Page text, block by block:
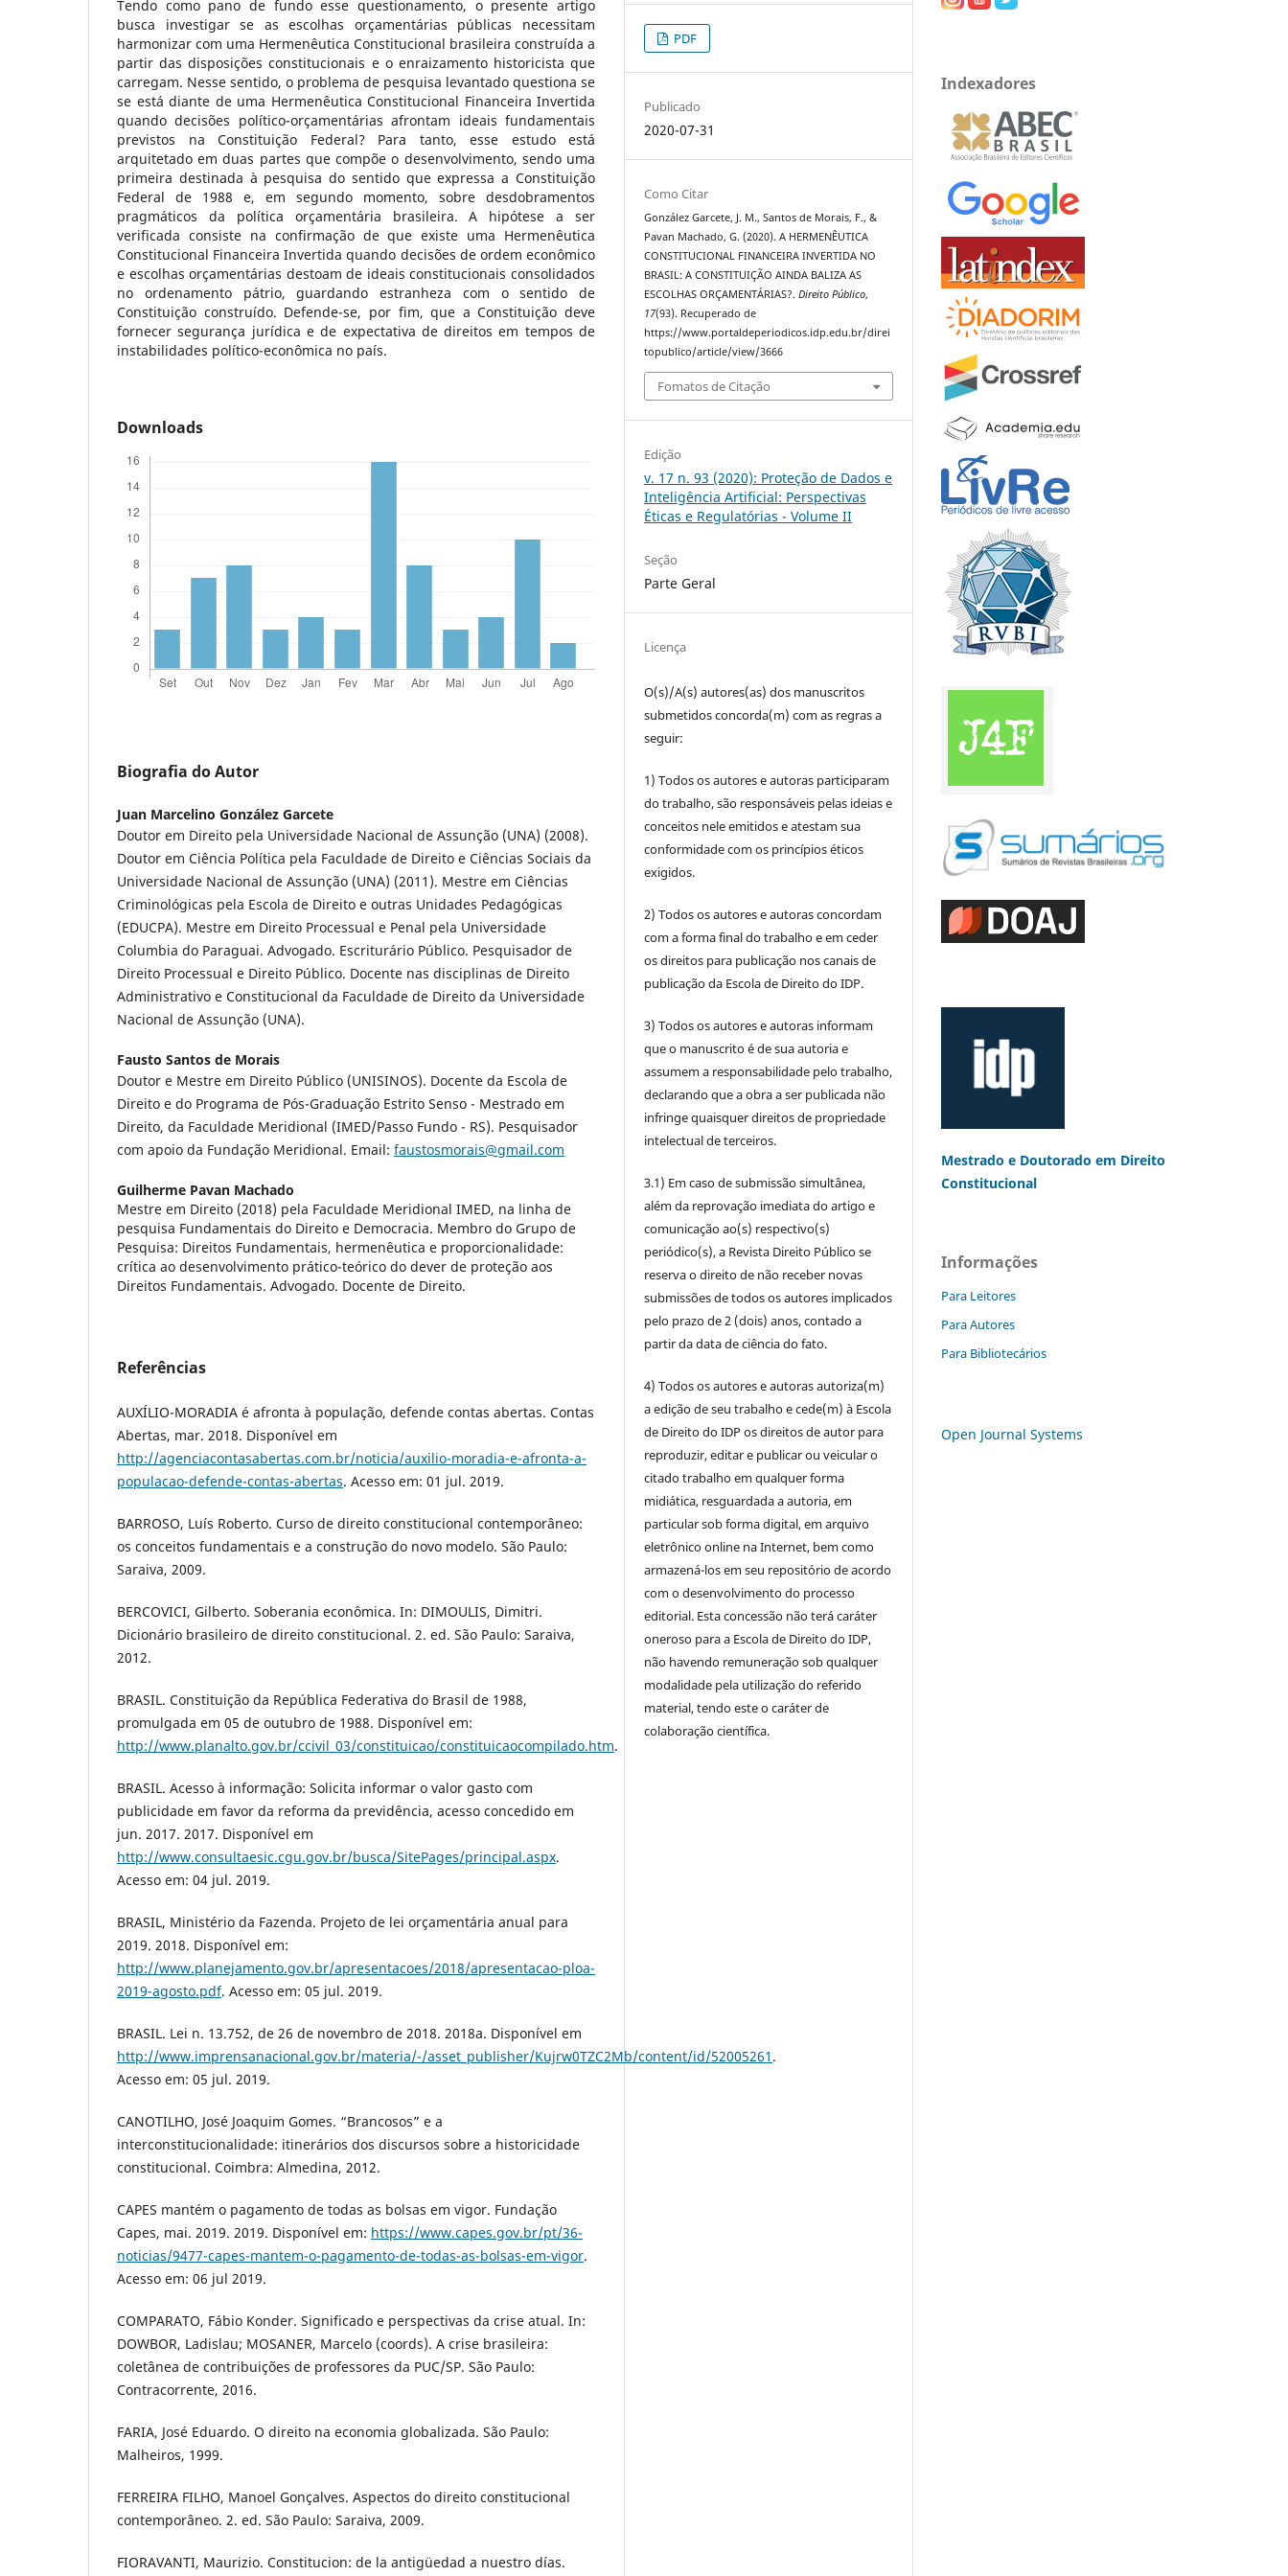
Tendo como pano de fundo esse questionamento, o presente artigo
busca investigar se as escolhas orçamentárias públicas necessitam
harmonizar com uma Hermenêutica Constitucional brasileira construída a
partir das disposições constitucionais e o enraizamento historicista que
carregam. Nesse sentido, o problema de pesquisa levantado questiona se
se está diante de uma Hermenêutica Constitucional Financeira Invertida
quando decisões político-orçamentárias afrontam ideais fundamentais
previstos na Constituição Federal? Para tanto, esse estudo está
arquitetado em duas partes que compõe o desenvolvimento, sendo uma
primeira destinada à pesquisa do sentido que expressa a Constituição
Federal de 1988 e, em segundo momento, sobre desdobramentos
pragmáticos da política orçamentária brasileira. A hipótese a ser
verificada consiste na confirmação de que existe uma Hermenêutica
Constitucional Financeira Invertida quando decisões de ordem econômico
e escolhas orçamentárias destoam de ideais constitucionais consolidados
no ordenamento pátrio, guardando estranheza com o sentido de
Constituição construído. Defende-se, por fim, que a Constituição deve
fornecer segurança jurídica e de expectativa de direitos em tempos de
instabilidades político-econômica no país.
Downloads
Biografia do Autor
Juan Marcelino González Garcete
Doutor em Direito pela Universidade Nacional de Assunção (UNA) (2008).
Doutor em Ciência Política pela Faculdade de Direito e Ciências Sociais da
Universidade Nacional de Assunção (UNA) (2011). Mestre em Ciências
Criminológicas pela Escola de Direito e outras Unidades Pedagógicas
(EDUCPA). Mestre em Direito Processual e Penal pela Universidade
Columbia do Paraguai. Advogado. Escriturário Público. Pesquisador de
Direito Processual e Direito Público. Docente nas disciplinas de Direito
Administrativo e Constitucional da Faculdade de Direito da Universidade
Nacional de Assunção (UNA).
Fausto Santos de Morais
Doutor e Mestre em Direito Público (UNISINOS). Docente da Escola de
Direito e do Programa de Pós-Graduação Estrito Senso - Mestrado em
Direito, da Faculdade Meridional (IMED/Passo Fundo - RS). Pesquisador
com apoio da Fundação Meridional. Email: faustosmorais@gmail.com
Guilherme Pavan Machado
Mestre em Direito (2018) pela Faculdade Meridional IMED, na linha de
pesquisa Fundamentais do Direito e Democracia. Membro do Grupo de
Pesquisa: Direitos Fundamentais, hermenêutica e proporcionalidade:
crítica ao desenvolvimento prático-teórico do dever de proteção aos
Direitos Fundamentais. Advogado. Docente de Direito.
Referências
AUXÍLIO-MORADIA é afronta à população, defende contas abertas. Contas
Abertas, mar. 2018. Disponível em
http://agenciacontasabertas.com.br/noticia/auxilio-moradia-e-afronta-a-
populacao-defende-contas-abertas. Acesso em: 01 jul. 2019.
BARROSO, Luís Roberto. Curso de direito constitucional contemporâneo:
os conceitos fundamentais e a construção do novo modelo. São Paulo:
Saraiva, 2009.
BERCOVICI, Gilberto. Soberania econômica. In: DIMOULIS, Dimitri.
Dicionário brasileiro de direito constitucional. 2. ed. São Paulo: Saraiva,
2012.
BRASIL. Constituição da República Federativa do Brasil de 1988,
promulgada em 05 de outubro de 1988. Disponível em:
http://www.planalto.gov.br/ccivil_03/constituicao/constituicaocompilado.htm.
BRASIL. Acesso à informação: Solicita informar o valor gasto com
publicidade em favor da reforma da previdência, acesso concedido em
jun. 2017. 2017. Disponível em
http://www.consultaesic.cgu.gov.br/busca/SitePages/principal.aspx.
Acesso em: 04 jul. 2019.
BRASIL, Ministério da Fazenda. Projeto de lei orçamentária anual para
2019. 2018. Disponível em:
http://www.planejamento.gov.br/apresentacoes/2018/apresentacao-ploa-
2019-agosto.pdf. Acesso em: 05 jul. 2019.
BRASIL. Lei n. 13.752, de 26 de novembro de 2018. 2018a. Disponível em
http://www.imprensanacional.gov.br/materia/-/asset_publisher/Kujrw0TZC2Mb/content/id/52005261 .
Acesso em: 05 jul. 2019.
CANOTILHO, José Joaquim Gomes. “Brancosos” e a
interconstitucionalidade: itinerários dos discursos sobre a historicidade
constitucional. Coimbra: Almedina, 2012.
CAPES mantém o pagamento de todas as bolsas em vigor. Fundação
Capes, mai. 2019. 2019. Disponível em: https://www.capes.gov.br/pt/36-
noticias/9477-capes-mantem-o-pagamento-de-todas-as-bolsas-em-vigor.
Acesso em: 06 jul 2019.
COMPARATO, Fábio Konder. Significado e perspectivas da crise atual. In:
DOWBOR, Ladislau; MOSANER, Marcelo (coords). A crise brasileira:
coletânea de contribuições de professores da PUC/SP. São Paulo:
Contracorrente, 2016.
FARIA, José Eduardo. O direito na economia globalizada. São Paulo:
Malheiros, 1999.
FERREIRA FILHO, Manoel Gonçalves. Aspectos do direito constitucional
contemporâneo. 2. ed. São Paulo: Saraiva, 2009.
FIORAVANTI, Maurizio. Constitucion: de la antigüedad a nuestro días.
PDF
Publicado
2020-07-31
Como Citar
González Garcete, J. M., Santos de Morais, F., &
Pavan Machado, G. (2020). A HERMENÊUTICA
CONSTITUCIONAL FINANCEIRA INVERTIDA NO
BRASIL: A CONSTITUIÇÃO AINDA BALIZA AS
ESCOLHAS ORÇAMENTÁRIAS?.Direito Público,
17(93). Recuperado de
https://www.portaldeperiodicos.idp.edu.br/direi
topublico/article/view/3666
Fomatos de Citação
Edição
v. 17 n. 93 (2020): Proteção de Dados e
Inteligência Artificial: Perspectivas
Éticas e Regulatórias - Volume II
Seção
Parte Geral
Licença
O(s)/A(s) autores(as) dos manuscritos
submetidos concorda(m) com as regras a
seguir:
1) Todos os autores e autoras participaram
do trabalho, são responsáveis pelas ideias e
conceitos nele emitidos e atestam sua
conformidade com os princípios éticos
exigidos.
2) Todos os autores e autoras concordam
com a forma final do trabalho e em ceder
os direitos para publicação nos canais de
publicação da Escola de Direito do IDP.
3) Todos os autores e autoras informam
que o manuscrito é de sua autoria e
assumem a responsabilidade pelo trabalho,
declarando que a obra a ser publicada não
infringe quaisquer direitos de propriedade
intelectual de terceiros.
3.1) Em caso de submissão simultânea,
além da reprovação imediata do artigo e
comunicação ao(s) respectivo(s)
periódico(s), a Revista Direito Público se
reserva o direito de não receber novas
submissões de todos os autores implicados
pelo prazo de 2 (dois) anos, contado a
partir da data de ciência do fato.
4) Todos os autores e autoras autoriza(m)
a edição de seu trabalho e cede(m) à Escola
de Direito do IDP os direitos de autor para
reproduzir, editar e publicar ou veicular o
citado trabalho em qualquer forma
midiática, resguardada a autoria, em
particular sob forma digital, em arquivo
eletrônico online na Internet, bem como
armazená-los em seu repositório de acordo
com o desenvolvimento do processo
editorial. Esta concessão não terá caráter
oneroso para a Escola de Direito do IDP,
não havendo remuneração sob qualquer
modalidade pela utilização do referido
material, tendo este o caráter de
colaboração científica.
Indexadores
Mestrado e Doutorado em Direito
Constitucional
Informações
Para Leitores
Para Autores
Para Bibliotecários
Open Journal Systems